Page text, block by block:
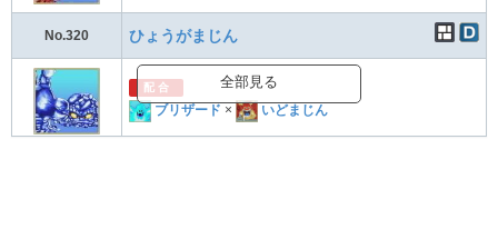
全部見る
No.320 ひょうがまじん
配 合
ブリザード × いどまじん